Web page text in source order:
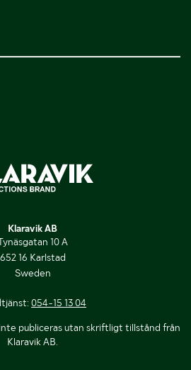
Klaravik AB
10 A
652 16 Karlstad
Sweden
054-15 13 04
publiceras utan skriftligt tillstånd från
Klaravik AB.